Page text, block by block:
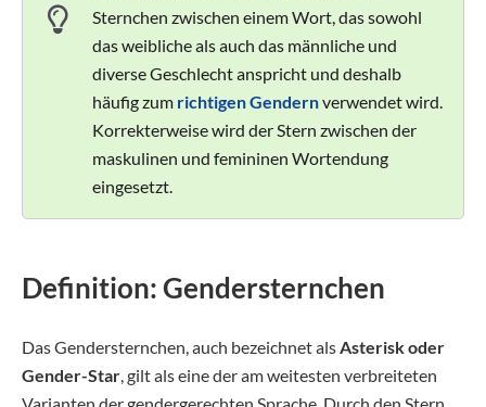
Sternchen zwischen einem Wort, das sowohl
das weibliche als auch das männliche und
diverse Geschlecht anspricht und deshalb
häufig zum richtigen Gendernverwendet wird.
Korrekterweise wird der Stern zwischen der
maskulinen und femininen Wortendung
eingesetzt.
Definition: Gendersternchen
Das Gendersternchen, auch bezeichnet als Asterisk oder
Gender-Star , gilt als eine der am weitesten verbreiteten